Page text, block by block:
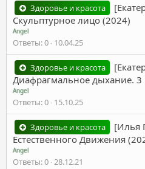
Здоровье и красота
Скульптурное лицо (2024)
Angel
Ответы 0 10.04.25
Здоровье и красота
Диафрагмальное дыхание. 3
Angel
Ответы 0 15.10.25
Здоровье и красота
[Илья
Естественного Движения
Angel
Ответы 0 28.12.21